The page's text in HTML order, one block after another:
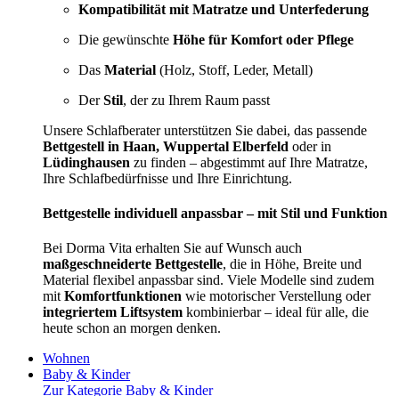
Kompatibilität mit Matratze und Unterfederung
Die gewünschte Höhe für Komfort oder Pflege
Das Material (Holz, Stoff, Leder, Metall)
DerStil, der zu Ihrem Raum passt
Unsere Schlafberater unterstützen Sie dabei, das passende
Bettgestell in Haan, Wuppertal Elberfeld oder in
Lüdinghausen zu finden – abgestimmt auf Ihre Matratze,
Ihre Schlafbedürfnisse und Ihre Einrichtung.
Bettgestelle individuell anpassbar – mit Stil und Funktion
Bei Dorma Vita erhalten Sie auf Wunsch auch
maßgeschneiderte Bettgestelle, die in Höhe, Breite und
Material flexibel anpassbar sind. Viele Modelle sind zudem
mit Komfortfunktionen wie motorischer Verstellung oder
integriertem Liftsystem kombinierbar – ideal für alle, die
heute schon an morgen denken.
Wohnen
Baby & Kinder
Zur Kategorie Baby & Kinder